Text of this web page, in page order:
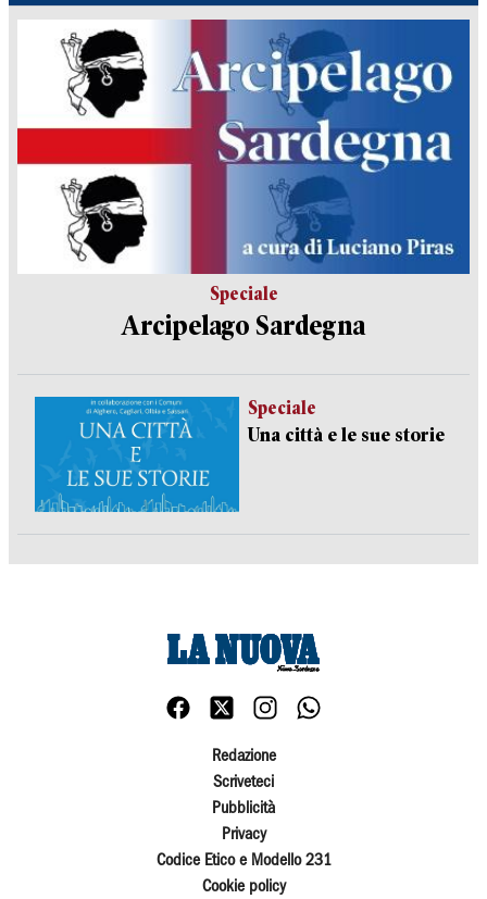
Speciale
Arcipelago Sardegna
Speciale
Una città e le sue storie
Redazione
Scriveteci
Pubblicità
Privacy
Codice Etico e Modello 231
Cookie policy